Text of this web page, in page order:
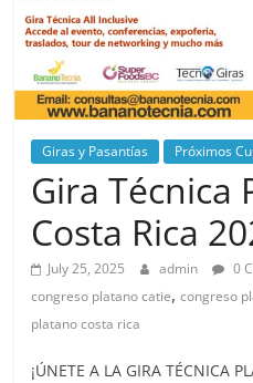
Giras y Pasantías Próximos
Gira Técnica
Costa Rica
July 25, 2025 admin 0
congreso platano catie,congreso
platano costa rica
¡ÚNETE A LA GIRA TÉCNICA